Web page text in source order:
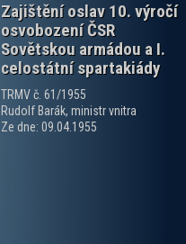
Zajištění oslav 10. výročí
osvobození ČSR
Sovětskou armádou a I.
celostátní spartakiády
TRMV č. 61/1955
Rudolf Barák, ministr vnitra
Ze dne: 09.04.1955